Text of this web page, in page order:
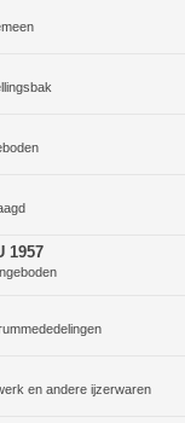
1957
en andere ijzerwaren